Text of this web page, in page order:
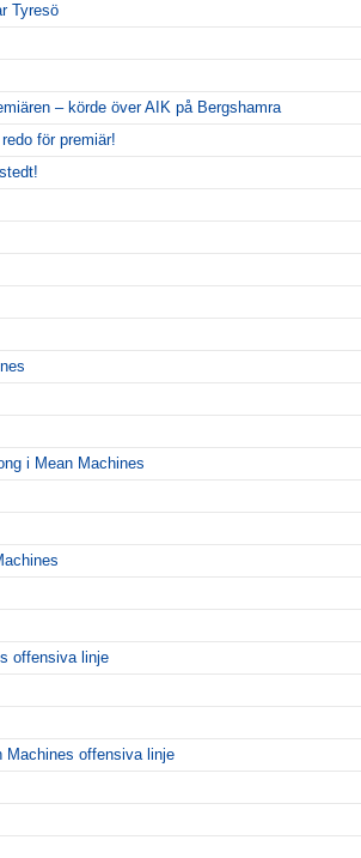
Tyresö
– körde över AIK på Bergshamra
för premiär!
i Mean Machines
offensiva linje
Machines offensiva linje